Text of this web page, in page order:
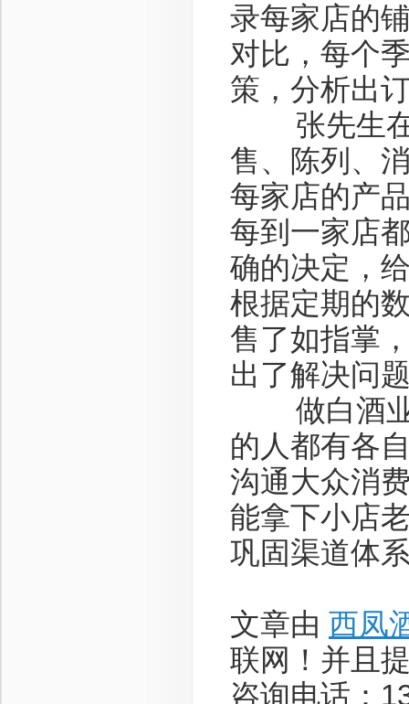
录每家店的
对比，每个
策，分析出
张先生在
售、陈列、
每家店的产
每到一家店
确的决定，
根据定期的
售了如指掌
出了解决问
做白酒业
的人都有各
沟通大众消
能拿下小店
巩固渠道体
文章由 西凤
联网！并且
咨询电话：